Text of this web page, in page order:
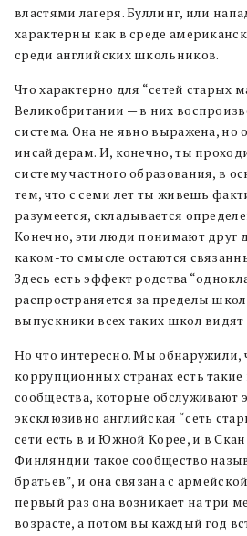
властями лагеря. Буллинг, или
характерны как в среде
среди английских школьников.
Что характерно для “сетей старых
Великобритании — в них
система. Она не явно выражена, но
инсайдерам. И, конечно, ты
систему частного образования, в
тем, что с семи лет ты живешь
разумеется, складывается
Конечно, эти люди понимают друг
каком-то смысле остаются
Здесь есть эффект родства
распространяется за пределы
выпускники всех таких школ видят
Но что интересно. Мы обнаружили,
коррупционных странах есть
сообщества, которые обслуживают
эксклюзивно английская “сеть
сети есть в и Южной Корее, и в
Финляндии такое сообщество
братьев”, и она связана с
первый раз она возникает на три
возрасте, а потом вы каждый год